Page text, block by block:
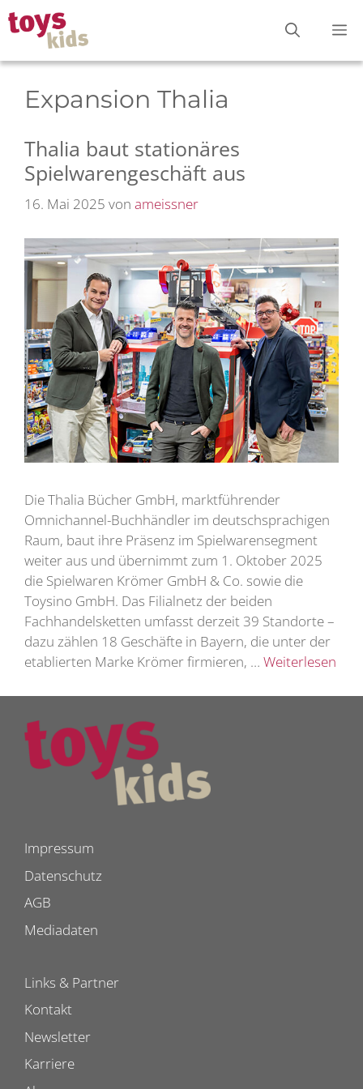
Zum
Inhalt
springen
Expansion Thalia
Thalia baut stationäres
Spielwarengeschäft aus
16. Mai 2025 von ameissner
Die Thalia Bücher GmbH, marktführender
Omnichannel-Buchhändler im deutschsprachigen
Raum, baut ihre Präsenz im Spielwarensegment
weiter aus und übernimmt zum 1. Oktober 2025
die Spielwaren Krömer GmbH & Co. sowie die
Toysino GmbH. Das Filialnetz der beiden
Fachhandelsketten umfasst derzeit 39 Standorte –
dazu zählen 18 Geschäfte in Bayern, die unter der
etablierten Marke Krömer firmieren, … Weiterlesen
Impressum
Datenschutz
AGB
Mediadaten
Links & Partner
Kontakt
Newsletter
Karriere